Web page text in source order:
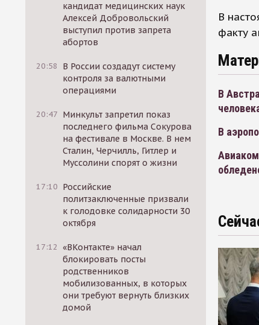
кандидат медицинских наук
Алексей Добровольский
выступил против запрета
абортов
20:58
В России создадут систему
контроля за валютными
операциями
20:47 Минкульт запретил показ
последнего фильма Сокурова
на фестивале в Москве. В нем
Сталин, Черчилль, Гитлер и
Муссолини спорят о жизни
17:10 Российские
политзаключенные призвали
к голодовке солидарности 30
октября
17:12 «ВКонтакте» начал
блокировать посты
родственников
мобилизованных, в которых
они требуют вернуть близких
домой
В
факту
В
В